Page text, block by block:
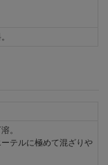
。
テルに極めて混ざりや